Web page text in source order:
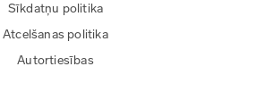
Sīkdatņu politika
Atcelšanas politika
Autortiesības